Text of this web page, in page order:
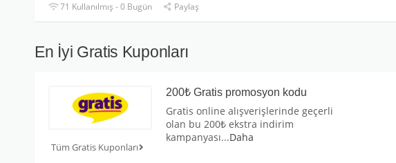
71 Kullanılmış - 0 Bugün Paylaş
En İyi Gratis Kuponları
Tüm Gratis Kuponları
200₺ Gratis promosyon kodu
Gratis online alışverişlerinde geçerli
olan bu 200₺ ekstra indirim
kampanyası...Daha